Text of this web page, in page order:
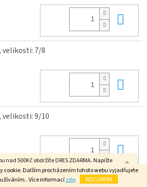
cookie. Dalším procházením tohoto webu vyjadřujete
Více informacízde. ROZUMÍM
nad 500Kč obdržíte DRES ZDARMA. Napište
kroku objednávky. FAJN DEN.
velikosti: 7/8
velikosti: 9/10
velikosti: 11/12